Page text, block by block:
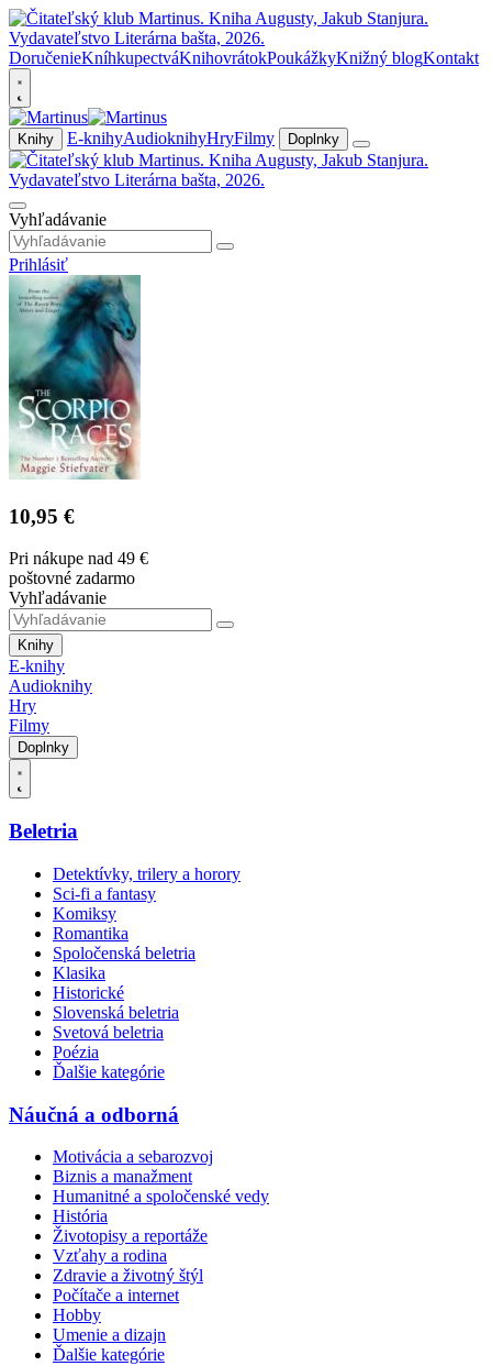
DoručenieKníhkupectváKnihovrátokPoukážkyKnižný blogKontakt
Knihy E-knihyAudioknihyHryFilmy Doplnky
Vyhľadávanie
Prihlásiť
10,95 €
Pri nákupe nad 49 €
poštovné zadarmo
Vyhľadávanie
Knihy
E-knihy
Audioknihy
Hry
Filmy
Doplnky
Beletria
Detektívky, trilery a horory
Sci-fi a fantasy
Komiksy
Romantika
Spoločenská beletria
Klasika
Historické
Slovenská beletria
Svetová beletria
Poézia
Ďalšie kategórie
Náučná a odborná
Motivácia a sebarozvoj
Biznis a manažment
Humanitné a spoločenské vedy
História
Životopisy a reportáže
Vzťahy a rodina
Zdravie a životný štýl
Počítače a internet
Hobby
Umenie a dizajn
Ďalšie kategórie